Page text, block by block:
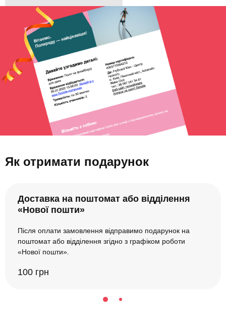
Як отримати подарунок
Доставка на поштомат або відділення
«Нової пошти»
Після оплати замовлення відправимо подарунок на
поштомат або відділення згідно з графіком роботи
«Нової пошти».
100 грн